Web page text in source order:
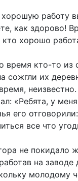
хорошую работу
как здорово!
кто хорошо
время кто-то из
сожгли их
«Ребята, у
его
все что
не покидало
на заводе
молодому